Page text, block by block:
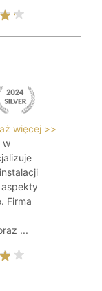
więcej >>
w
Firma
...